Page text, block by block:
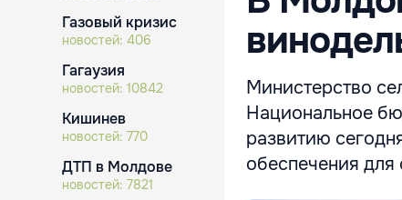
Газовый кризис
новостей: 406
Гагаузия
новостей: 10842
Кишинев
новостей: 770
ДТП в Молдове
новостей: 7821
Министерство
Национальное
развитию
обеспечения для